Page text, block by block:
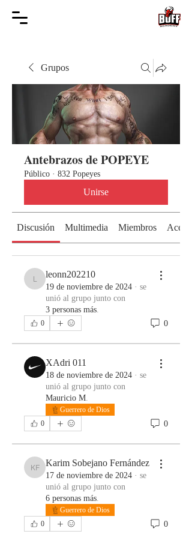
Grupos
Antebrazos de POPEYE
Público · 832 Popeyes
Unirse
Discusión Multimedia Miembros Acerca
leonn202210
leonn202210
19 de noviembre de 2024 · se
unió al grupo junto con
3 personas más.
0 0
XAdri 011
18 de noviembre de 2024 · se
unió al grupo junto con
Mauricio M.
Guerrero de Dios
0
0
Karim Sobejano Fernández
Karim Sobejano Fernández
17 de noviembre de 2024 · se
unió al grupo junto con
6 personas más.
Guerrero de Dios
0
0